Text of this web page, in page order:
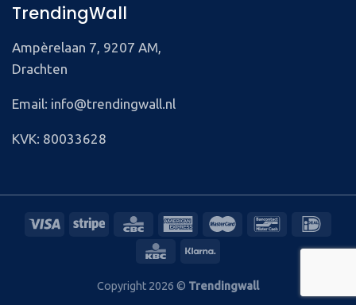
TrendingWall
Ampèrelaan 7, 9207 AM,
Drachten
Email: info@trendingwall.nl
KVK: 80033628
Copyright 2026 © Trendingwall